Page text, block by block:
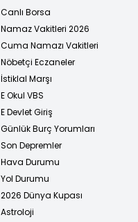
Canlı Borsa
Namaz Vakitleri 2026
Cuma Namazı Vakitleri
Nöbetçi Eczaneler
İstiklal Marşı
E Okul VBS
E Devlet Giriş
Günlük Burç Yorumları
Son Depremler
Hava Durumu
Yol Durumu
2026 Dünya Kupası
Astroloji